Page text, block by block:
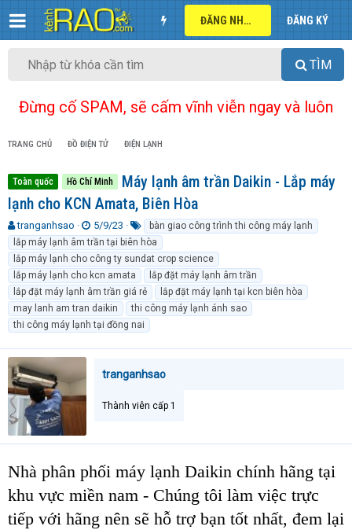
ĐĂNG NHẬP ĐĂNG KÝ
TÌM
Đừng cố SPAM, sẽ cấm vĩnh viễn ngay và luôn
TRANG CHỦ ĐỒ ĐIỆN TỬ ĐIỆN LẠNH
Toàn quốc Hồ Chí Minh
Máy lạnh âm trần Daikin - Lắp máy
lạnh cho KCN Amata, Biên Hòa
T
h
r
e
a
d
s
t
r
t
e
r
tranganhsao
N
g
à
y
g
ử
i
5/9/23
ừ
k
h
ó
a
bàn giao công trình thi công máy lạnh
lắp máy lạnh âm trần tại biên hòa
lắp máy lạnh cho công ty sundat crop science
lắp máy lạnh cho kcn amata
lắp đặt máy lạnh âm trần
lắp đặt máy lạnh âm trần giá rẻ
lắp đặt máy lạnh tại kcn biên hòa
may lanh am tran daikin
thi công máy lạnh ánh sao
thi công máy lạnh tại đồng nai
tranganhsao
Thành viên cấp 1
Nhà phân phối máy lạnh Daikin chính hãng tại
khu vực miền nam - Chúng tôi làm việc trực
tiếp với hãng nên sẽ hỗ trợ bạn tốt nhất, đem lại